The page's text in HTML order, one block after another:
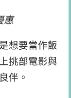
惠
想要當作飯
挑部電影與
伴。